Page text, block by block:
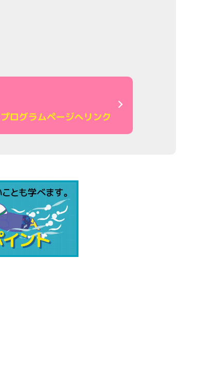
プログラムページへリンク